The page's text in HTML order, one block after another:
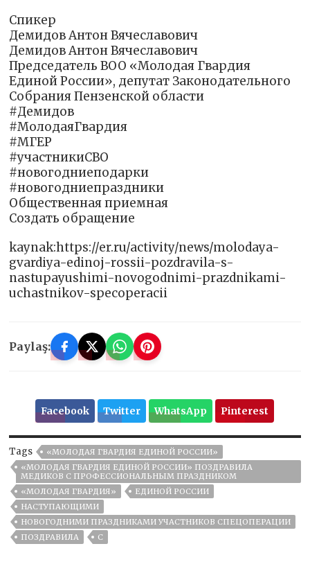
Спикер
Демидов Антон Вячеславович
Демидов Антон Вячеславович
Председатель ВОО «Молодая Гвардия
Единой России», депутат Законодательного
Собрания Пензенской области
#Демидов
#МолодаяГвардия
#МГЕР
#участникиСВО
#новогодниеподарки
#новогодниепраздники
Общественная приемная
Создать обращение
kaynak:https://er.ru/activity/news/molodaya-
gvardiya-edinoj-rossii-pozdravila-s-
nastupayushimi-novogodnimi-prazdnikami-
uchastnikov-specoperacii
Paylaş:
Facebook Twitter WhatsApp Pinterest
Tags
«МОЛОДАЯ ГВАРДИЯ ЕДИНОЙ РОССИИ»
«МОЛОДАЯ ГВАРДИЯ ЕДИНОЙ РОССИИ» ПОЗДРАВИЛА
МЕДИКОВ С ПРОФЕССИОНАЛЬНЫМ ПРАЗДНИКОМ
«МОЛОДАЯ ГВАРДИЯ»
ЕДИНОЙ РОССИИ
НАСТУПАЮЩИМИ
НОВОГОДНИМИ ПРАЗДНИКАМИ УЧАСТНИКОВ СПЕЦОПЕРАЦИИ
ПОЗДРАВИЛА
С